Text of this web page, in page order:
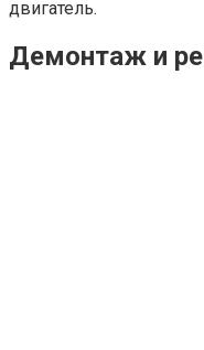
двигатель.
Демонтаж и